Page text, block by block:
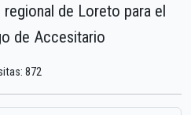
de Loreto para el
de Accesitario
872